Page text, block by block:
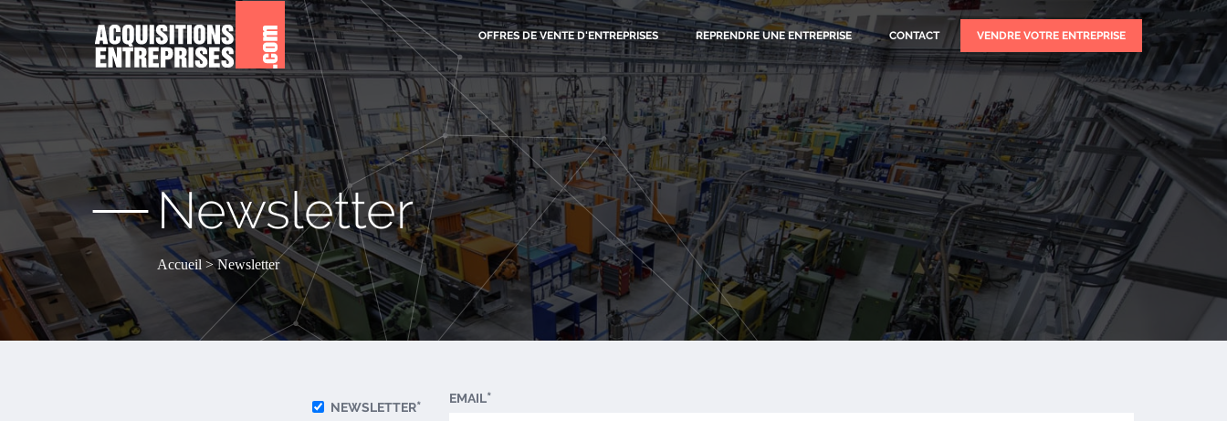
OFFRESDE VENTE D'ENTREPRISES REPRENDRE UNE ENTREPRISE CONTACT VENDRE VOTRE ENTREPRISE
—Newsletter
Accueil Newsletter
NEWSLETTER
EMAIL